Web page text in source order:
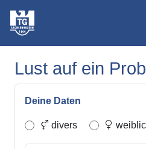
Lust auf ein
Deine Daten
divers